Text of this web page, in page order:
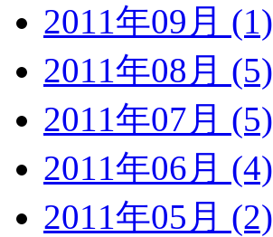
2011年09月 (1)
2011年08月 (5)
2011年07月 (5)
2011年06月 (4)
2011年05月 (2)